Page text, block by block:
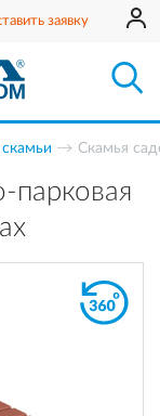
заявку
Скамья
парковая